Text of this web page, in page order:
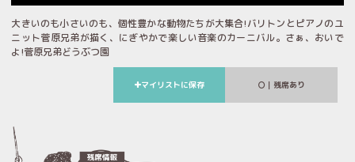
大きいのも小さいのも、個性豊かな動物たちが大集合!バリトンとピアノのユ
ニット菅原兄弟が描く、にぎやかで楽しい音楽のカーニバル。さぁ、おいで
よ!菅原兄弟どうぶつ園
マイリストに保存 ｜残席あり